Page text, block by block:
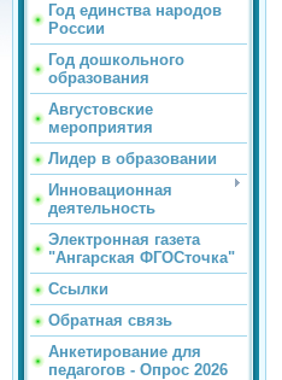
Год единства народов
России
Год дошкольного
образования
Августовские
мероприятия
Лидер в образовании
Инновационная
деятельность
Электронная газета
"Ангарская ФГОСточка"
Ссылки
Обратная связь
Анкетирование для
педагогов - Опрос 2026